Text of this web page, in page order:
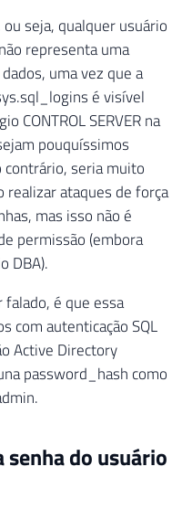
seja, qualquer usuário
representa uma
uma vez que a
é visível
CONTROL SERVER na
pouquíssimos
contrário, seria muito
ataques de força
mas isso não é
permissão (embora
DBA).
é que essa
com autenticação SQL
Active Directory
password_hash como
do usuário